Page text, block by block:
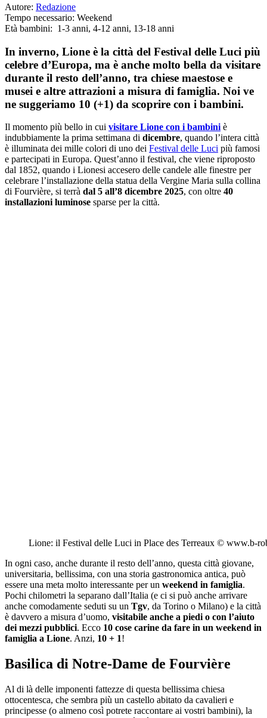
Autore: Redazione
Tempo necessario: Weekend
Età bambini: 1-3 anni, 4-12 anni, 13-18 anni
In inverno, Lione è la città del Festival delle Luci più
celebre d’Europa, ma è anche molto bella da visitare
durante il resto dell’anno, tra chiese maestose e
musei e altre attrazioni a misura di famiglia. Noi ve
ne suggeriamo 10 (+1) da scoprire con i bambini.
Il momento più bello in cui visitare Lione con i bambini è
indubbiamente la prima settimana di dicembre, quando l’intera città
è illuminata dei mille colori di uno dei Festival delle Luci più famosi
e partecipati in Europa. Quest’anno il festival, che viene riproposto
dal 1852, quando i Lionesi accesero delle candele alle finestre per
celebrare l’installazione della statua della Vergine Maria sulla collina
di Fourvière, si terrà dal 5 all’8 dicembre 2025, con oltre 40
installazioni luminose sparse per la città.
Lione: il Festival delle Luci in Place des Terreaux © www.b-
In ogni caso, anche durante il resto dell’anno, questa città giovane,
universitaria, bellissima, con una storia gastronomica antica, può
essere una meta molto interessante per un weekend in famiglia.
Pochi chilometri la separano dall’Italia (e ci si può anche arrivare
anche comodamente seduti su un Tgv, da Torino o Milano) e la città
è davvero a misura d’uomo, visitabile anche a piedi o con l’aiuto
dei mezzi pubblici. Ecco 10 cose carine da fare in un weekend in
famiglia a Lione. Anzi, 10 + 1!
Basilica di Notre-Dame de Fourvière
Al di là delle imponenti fattezze di questa bellissima chiesa
ottocentesca, che sembra più un castello abitato da cavalieri e
principesse (o almeno così potrete raccontare ai vostri bambini), la